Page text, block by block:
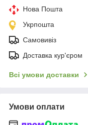
Нова Пошта
Укрпошта
Самовивіз
Доставка кур'єром
Всі умови доставки
Умови оплати